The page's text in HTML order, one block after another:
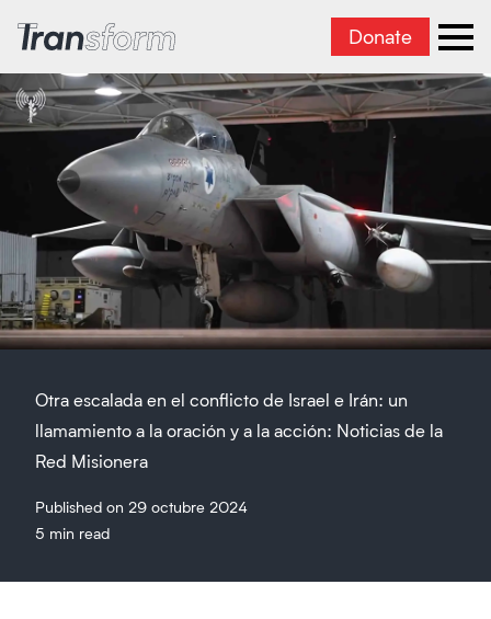
Transform Iran Donate
Otra escalada en el conflicto de Israel e Irán: un
llamamiento a la oración y a la acción: Noticias de la
Red Misionera
Published on 29 octubre 2024
5 min read